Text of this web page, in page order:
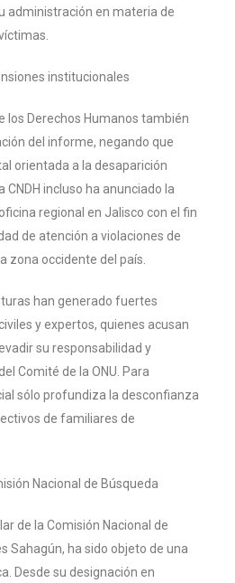
administración en materia de
institucionales
los Derechos Humanos también
del informe, negando que
orientada a la desaparición
incluso ha anunciado la
regional en Jalisco con el fin
de atención a violaciones de
zona occidente del país.
han generado fuertes
y expertos, quienes acusan
su responsabilidad y
Comité de la ONU. Para
sólo profundiza la desconfianza
de familiares de
Nacional de Búsqueda
de la Comisión Nacional de
Sahagún, ha sido objeto de una
Desde su designación en